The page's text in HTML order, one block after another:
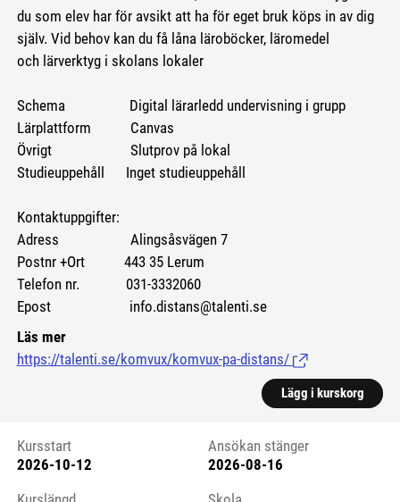
du som elev har för avsikt att ha för eget bruk köps in av dig
själv. Vid behov kan du få låna läroböcker, läromedel
och lärverktyg i skolans lokaler
Schema Digital lärarledd undervisning i grupp
Lärplattform Canvas
Övrigt Slutprov på lokal
Studieuppehåll Inget studieuppehåll
Kontaktuppgifter:
Adress Alingsåsvägen 7
Postnr +Ort 443 35 Lerum
Telefon nr. 031-3332060
Epost info.distans@talenti.se
Läs mer
https://talenti.se/komvux/komvux-pa-distans/ (Länk till extern
Lägg i kurskorg
Kursstart 6208527
Kursstart
2026-10-12
Ansökan stänger
2026-08-16